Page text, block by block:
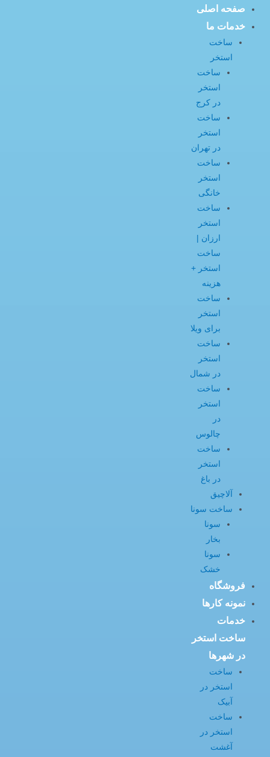
صفحه اصلی
خدمات ما
ساخت
استخر
ساخت
استخر
در کرج
ساخت
استخر
در تهران
ساخت
استخر
خانگی
ساخت
استخر
ارزان |
ساخت
استخر +
هزینه
ساخت
استخر
برای ویلا
ساخت
استخر
در شمال
ساخت
استخر
در
چالوس
ساخت
استخر
در باغ
آلاچیق
ساخت سونا
سونا
بخار
سونا
خشک
فروشگاه
نمونه کارها
خدمات
ساخت استخر
در شهرها
ساخت
استخر در
آبیک
ساخت
استخر در
آغشت